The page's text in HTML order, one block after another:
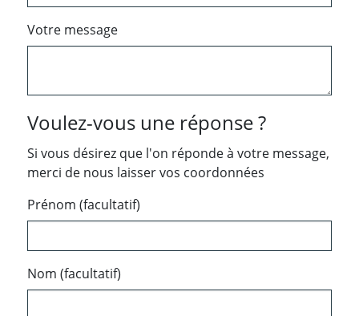
Votre message
Voulez-vous une réponse ?
Si vous désirez que l'on réponde à votre message,
merci de nous laisser vos coordonnées
Prénom (facultatif)
Nom (facultatif)